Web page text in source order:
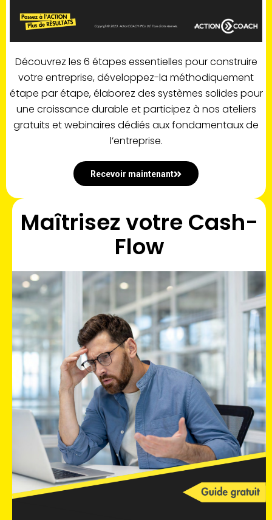
Découvrez les 6 étapes essentielles pour construire
votre entreprise, développez-la méthodiquement
étape par étape, élaborez des systèmes solides pour
une croissance durable et participez à nos ateliers
gratuits et webinaires dédiés aux fondamentaux de
l’entreprise.
Recevoir maintenant
Maîtrisez votre Cash-
Flow